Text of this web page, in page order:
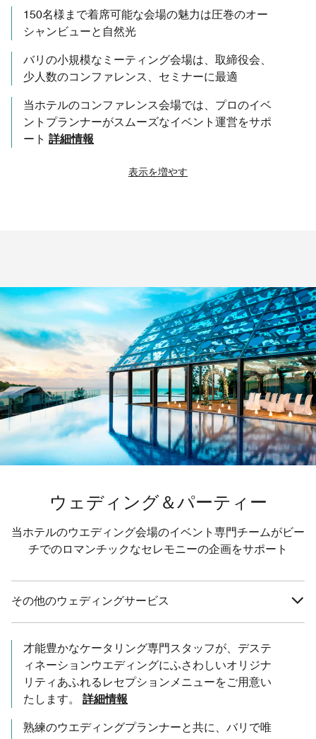
150名様まで着席可能な会場の魅力は圧巻のオー
シャンビューと自然光
バリの小規模なミーティング会場は、取締役会、
少人数のコンファレンス、セミナーに最適
当ホテルのコンファレンス会場では、プロのイベ
ントプランナーがスムーズなイベント運営をサポ
ート 詳細情報
表示を増やす
ウェディング＆パーティー
当ホテルのウエディング会場のイベント専門チームがビー
チでのロマンチックなセレモニーの企画をサポート
その他のウェディングサービス
才能豊かなケータリング専門スタッフが、デステ
ィネーションウエディングにふさわしいオリジナ
リティあふれるレセプションメニューをご用意い
たします。
詳細情報
熟練のウエディングプランナーと共に、バリで唯